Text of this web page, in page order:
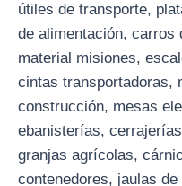
útiles de transporte,
de alimentación,
material misiones,
cintas transportadoras,
construcción, mesas
ebanisterías,
granjas agrícolas,
contenedores, jaulas